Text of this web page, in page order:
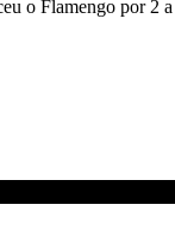
o Flamengo por 2